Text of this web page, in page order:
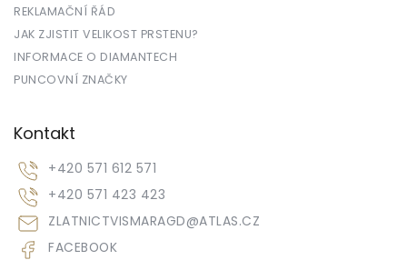
REKLAMAČNÍ ŘÁD
JAK ZJISTIT VELIKOST PRSTENU?
INFORMACE O DIAMANTECH
PUNCOVNÍ ZNAČKY
Kontakt
ZLATNICTVISMARAGD@ATLAS.CZ
+420 571 612 571
+420 571 423 423
FACEBOOK